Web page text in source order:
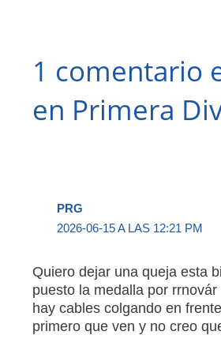
1 comentario
en Primera
PRG
2026-06-15 A LAS 12:21 PM
Quiero dejar una queja esta
puesto la medalla por
hay cables colgando en
primero que ven y no creo